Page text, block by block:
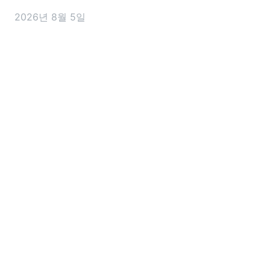
향을 줄 수 있는 변화가 담겼는데요. 이번 개편안에서 앞
2026년 8월 5일